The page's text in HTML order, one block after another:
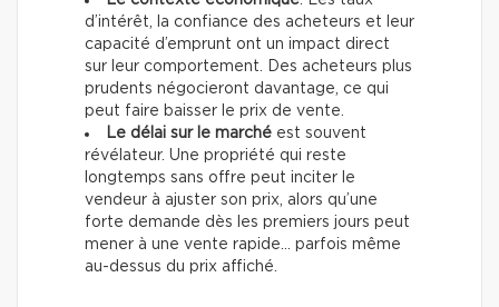
d’intérêt, la confiance des acheteurs et leur
capacité d’emprunt ont un impact direct
sur leur comportement. Des acheteurs plus
prudents négocieront davantage, ce qui
peut faire baisser le prix de vente.
Le délai sur le marché est souvent
révélateur. Une propriété qui reste
longtemps sans offre peut inciter le
vendeur à ajuster son prix, alors qu’une
forte demande dès les premiers jours peut
mener à une vente rapide… parfois même
au-dessus du prix affiché.